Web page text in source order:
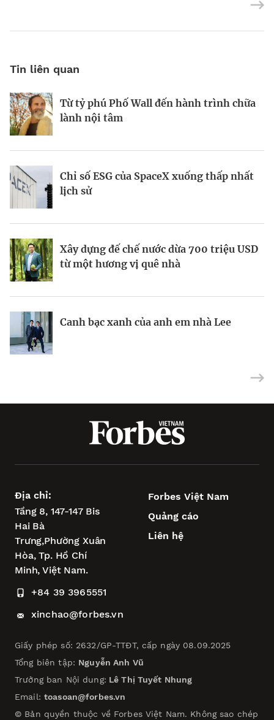
Tin liên quan
Từ tỷ phú Phố Wall đến hành trình chữa
lành nội tâm
Chỉ số ESG của SpaceX xuống thấp nhất
lịch sử
Xây dựng đế chế nước dừa 700 triệu USD
từ một hương vị quê nhà
Canh bạc xanh của anh em nhà Lee
Tầm nhìn AI của Sam Altman
Startup biến nút bịt tai thành “cơn sốt”
220 triệu USD
Galaxea AI: Startup 700 triệu USD đầy
tham vọng “soán ngôi” Tesla Optimus
BRANDCONNECT | Brand Contributor
Tầm nhìn của vị tỷ phú tái định nghĩa
Las Vegas
Kinh Bắc gia nhập lĩnh vực AI với dự án
tỷ đô
Todd Graves và đế chế 22 tỷ USD từ
miếng gà rán
Nhà sáng lập 25 tuổi và tham vọng lật
Địa chỉ:
Tầng 8, 147-147 Bis
Hai Bà
Trưng,Phường Xuân
Hòa,Tp. Hồ Chí
Minh, Việt Nam.
+84 39 3965551
xinchao@forbes.vn
Forbes Việt Nam
Quảng cáo
Liên hệ
Giấy phép số: 2632/GP-TTĐT, cấp ngày 08.09.2025
Tổng biên tập: Nguyễn Anh Vũ
Trưởng ban Nội dung: Lê Thị Tuyết Nhung
Email: toasoan@forbes.vn
© Bản quyền thuộc về Forbes Việt Nam. Không sao chép